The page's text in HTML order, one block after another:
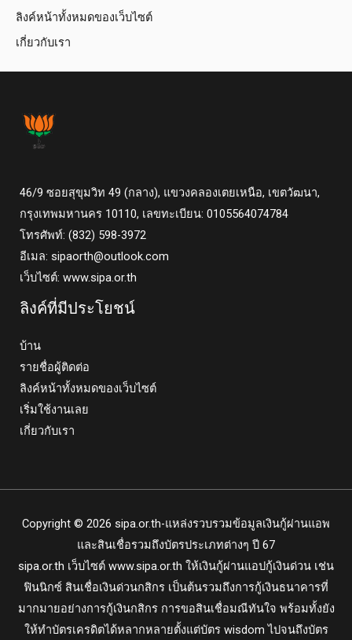
ลิงค์หน้าทั้งหมดของเว็บไซต์
เกี่ยวกับเรา
46/9 ซอยสุขุมวิท 49 (กลาง), แขวงคลองเตยเหนือ, เขตวัฒนา,
กรุงเทพมหานคร 10110, เลขทะเบียน: 0105564074784
โทรศัพท์: (832) 598-3972
อีเมล: sipaorth@outlook.com
เว็บไซต์: www.sipa.or.th
ลิงค์ที่มีประโยชน์
บ้าน
รายชื่อผู้ติดต่อ
ลิงค์หน้าทั้งหมดของเว็บไซต์
เริ่มใช้งานเลย
เกี่ยวกับเรา
Copyright © 2026 sipa.or.th-แหล่งรวบรวมข้อมูลเงินกู้ผ่านแอพ
และสินเชื่อรวมถึงบัตรประเภทต่างๆ ปี 67
sipa.or.th เว็บไซต์ www.sipa.or.th ให้เงินกู้ผ่านแอปกู้เงินด่วน เช่น
ฟินนิกซ์ สินเชื่อเงินด่วนกสิกร เป็นต้นรวมถึงการกู้เงินธนาคารที่
มากมายอย่างการกู้เงินกสิกร การขอสินเชื่อมณีทันใจ พร้อมทั้งยัง
ให้ทำบัตรเครดิตได้หลากหลายตั้งแต่บัตร wisdom ไปจนถึงบัตร